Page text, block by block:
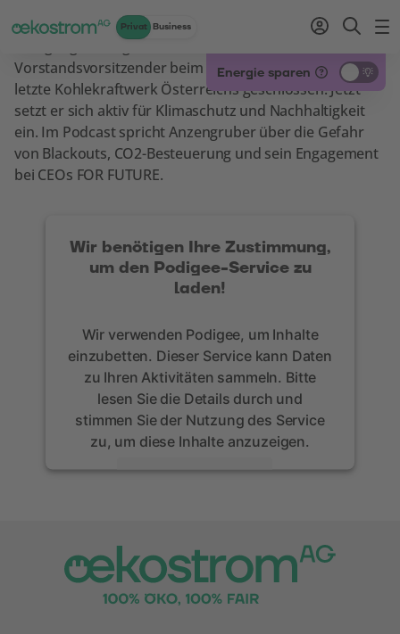
Zum Inhalt
Zum Menü
Zum Login
Zur Suche
Zum Kontakt
Standard-Cursor verwenden
Privat Business
Energie sparen
Vorstandsvorsitzender beim Verbund und hat das
letzte Kohlekraftwerk Österreichs geschlossen. Jetzt
setzt er sich aktiv für Klimaschutz und Nachhaltigkeit
ein. Im Podcast spricht Anzengruber über die Gefahr
von Blackouts, CO2-Besteuerung und sein Engagement
bei CEOs FOR FUTURE.
Wir benötigen Ihre Zustimmung,
um den Podigee-Service zu
laden!
Wir verwenden Podigee, um Inhalte
einzubetten. Dieser Service kann Daten
zu Ihren Aktivitäten sammeln. Bitte
lesen Sie die Details durch und
stimmen Sie der Nutzung des Service
zu, um diese Inhalte anzuzeigen.
Mehr Informationen
powered byUsercentrics Consent
Management Platform